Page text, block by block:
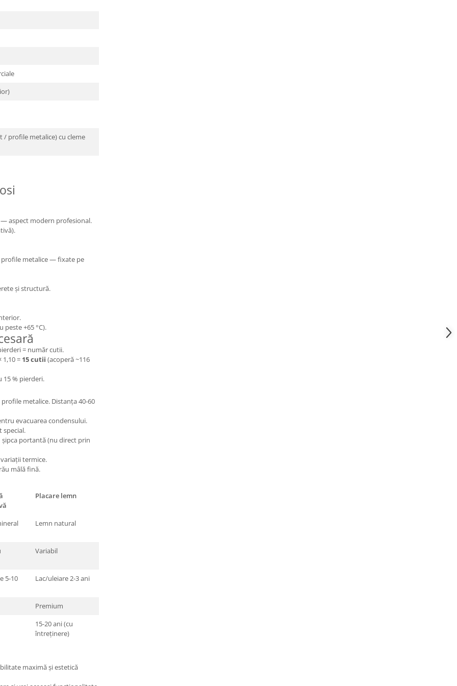
profile metalice) cu cleme
aspect modern profesional.
profile metalice — fixate pe
și structură.
peste +65 °C).
= număr cutii.
1,10 = 15 cutii (acoperă ~116
15 % pierderi.
metalice. Distanța 40-60
evacuarea condensului.
special.
portantă (nu direct prin
termice.
mâlă fină.
Placare lemn
Lemn natural
Variabil
5-10 Lac/uleiare 2-3 ani
Premium
15-20 ani (cu
întreținere)
maximă și estetică